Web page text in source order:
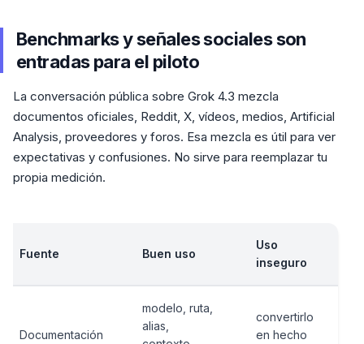
Benchmarks y señales sociales son
entradas para el piloto
La conversación pública sobre Grok 4.3 mezcla
documentos oficiales, Reddit, X, vídeos, medios, Artificial
Analysis, proveedores y foros. Esa mezcla es útil para ver
expectativas y confusiones. No sirve para reemplazar tu
propia medición.
Fuente Buen uso
Uso
inseguro
Documentación
modelo, ruta,
alias,
convertirlo
en hecho